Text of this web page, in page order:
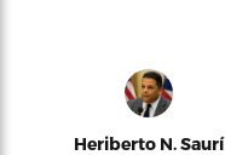
Heriberto N. Saurí